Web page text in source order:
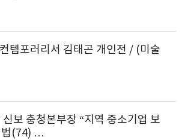
템포러리서 김태곤 개인전 / (미술
보 충청본부장 “지역 중소기업 보
법(74) …